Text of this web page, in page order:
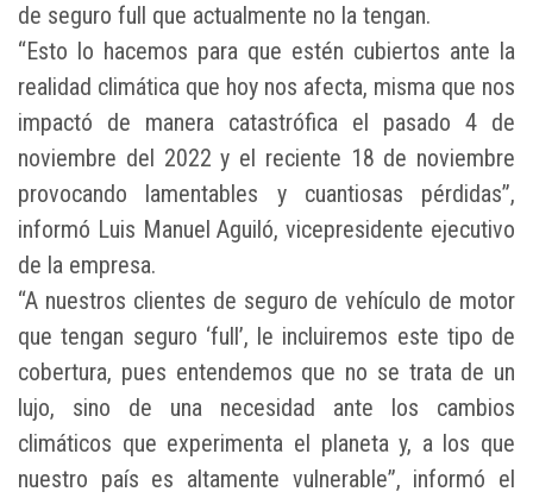
de seguro full que actualmente no la tengan.
“Esto lo hacemos para que estén cubiertos ante la
realidad climática que hoy nos afecta, misma que nos
impactó de manera catastrófica el pasado 4 de
noviembre del 2022 y el reciente 18 de noviembre
provocando lamentables y cuantiosas pérdidas”,
informó Luis Manuel Aguiló, vicepresidente ejecutivo
de la empresa.
“A nuestros clientes de seguro de vehículo de motor
que tengan seguro ‘full’, le incluiremos este tipo de
cobertura, pues entendemos que no se trata de un
lujo, sino de una necesidad ante los cambios
climáticos que experimenta el planeta y, a los que
nuestro país es altamente vulnerable”, informó el